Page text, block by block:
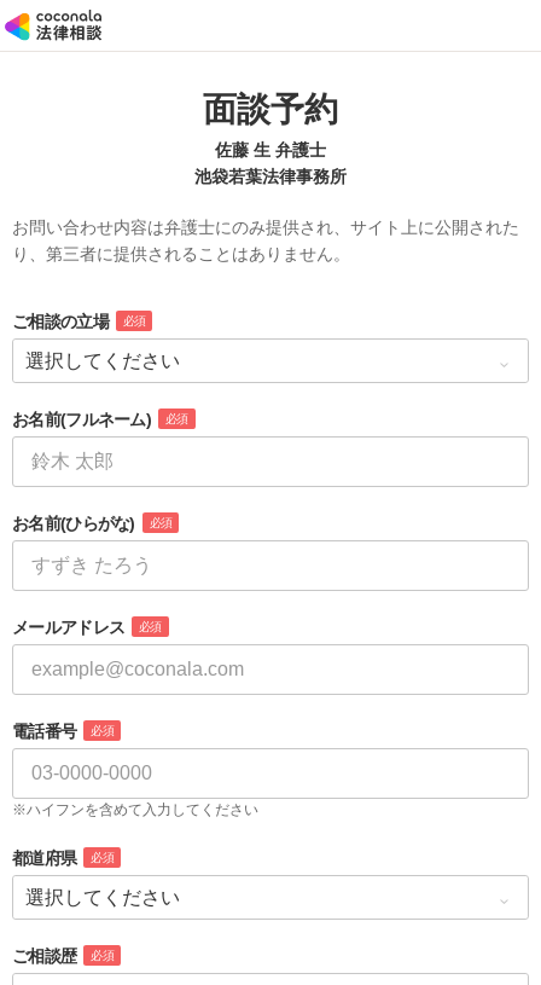
面談予約
佐藤 生 弁護士
池袋若葉法律事務所
お問い合わせ内容は弁護士にのみ提供され、サイト上に公開された
り、第三者に提供されることはありません。
ご相談の立場 必須
お名前(フルネーム) 必須
お名前(ひらがな) 必須
メールアドレス 必須
電話番号 必須
※ハイフンを含めて入力してください
都道府県 必須
ご相談歴 必須